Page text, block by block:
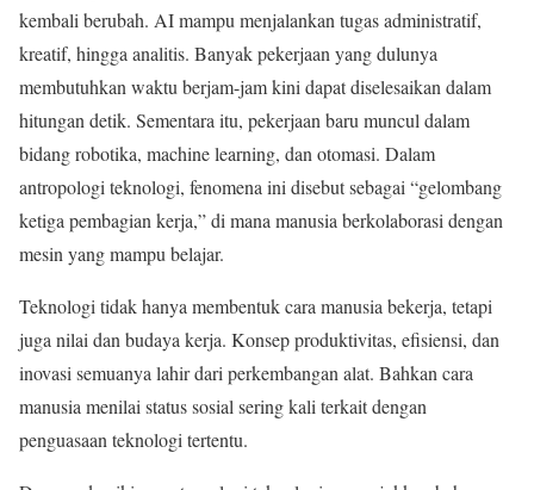
kembali berubah. AI mampu menjalankan tugas administratif,
kreatif, hingga analitis. Banyak pekerjaan yang dulunya
membutuhkan waktu berjam-jam kini dapat diselesaikan dalam
hitungan detik. Sementara itu, pekerjaan baru muncul dalam
bidang robotika, machine learning, dan otomasi. Dalam
antropologi teknologi, fenomena ini disebut sebagai “gelombang
ketiga pembagian kerja,” di mana manusia berkolaborasi dengan
mesin yang mampu belajar.
Teknologi tidak hanya membentuk cara manusia bekerja, tetapi
juga nilai dan budaya kerja. Konsep produktivitas, efisiensi, dan
inovasi semuanya lahir dari perkembangan alat. Bahkan cara
manusia menilai status sosial sering kali terkait dengan
penguasaan teknologi tertentu.